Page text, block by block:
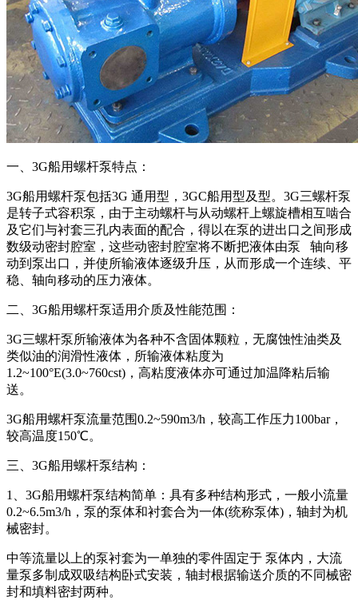
一、3G船用螺杆泵特点：
3G船用螺杆泵包括3G 通用型，3GC船用型及型。3G三螺杆泵
是转子式容积泵，由于主动螺杆与从动螺杆上螺旋槽相互啮合
及它们与衬套三孔内表面的配合，得以在泵的进出口之间形成
数级动密封腔室，这些动密封腔室将不断把液体由泵 轴向移
动到泵出口，并使所输液体逐级升压，从而形成一个连续、平
稳、轴向移动的压力液体。
二、3G船用螺杆泵适用介质及性能范围：
3G三螺杆泵所输液体为各种不含固体颗粒，无腐蚀性油类及
类似油的润滑性液体，所输液体粘度为
1.2~100°E(3.0~760cst)，高粘度液体亦可通过加温降粘后输
送。
3G船用螺杆泵流量范围0.2~590m3/h，较高工作压力100bar，
较高温度150℃。
三、3G船用螺杆泵结构：
1、3G船用螺杆泵结构简单：具有多种结构形式，一般小流量
0.2~6.5m3/h，泵的泵体和衬套合为一体(统称泵体)，轴封为机
械密封。
中等流量以上的泵衬套为一单独的零件固定于 泵体内，大流
量泵多制成双吸结构卧式安装，轴封根据输送介质的不同械密
封和填料密封两种。